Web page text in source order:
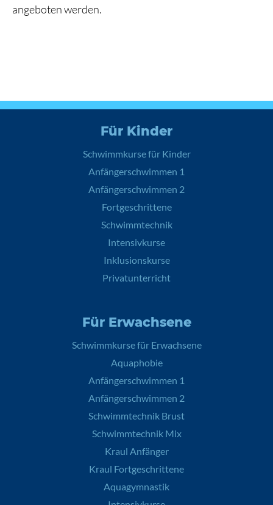
angeboten werden.
Für Kinder
Schwimmkurse für Kinder
Anfängerschwimmen 1
Anfängerschwimmen 2
Fortgeschrittene
Schwimmtechnik
Intensivkurse
Inklusionskurse
Privatunterricht
Für Erwachsene
Schwimmkurse für Erwachsene
Aquaphobie
Anfängerschwimmen 1
Anfängerschwimmen 2
Schwimmtechnik Brust
Schwimmtechnik Mix
Kraul Anfänger
Kraul Fortgeschrittene
Aquagymnastik